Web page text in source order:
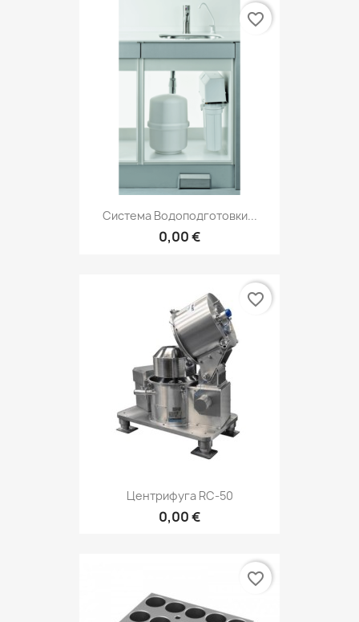
Система Водоподготовки...
0,00 €
favorite_border
Центрифуга RC-50
0,00 €
favorite_border
favorite_border